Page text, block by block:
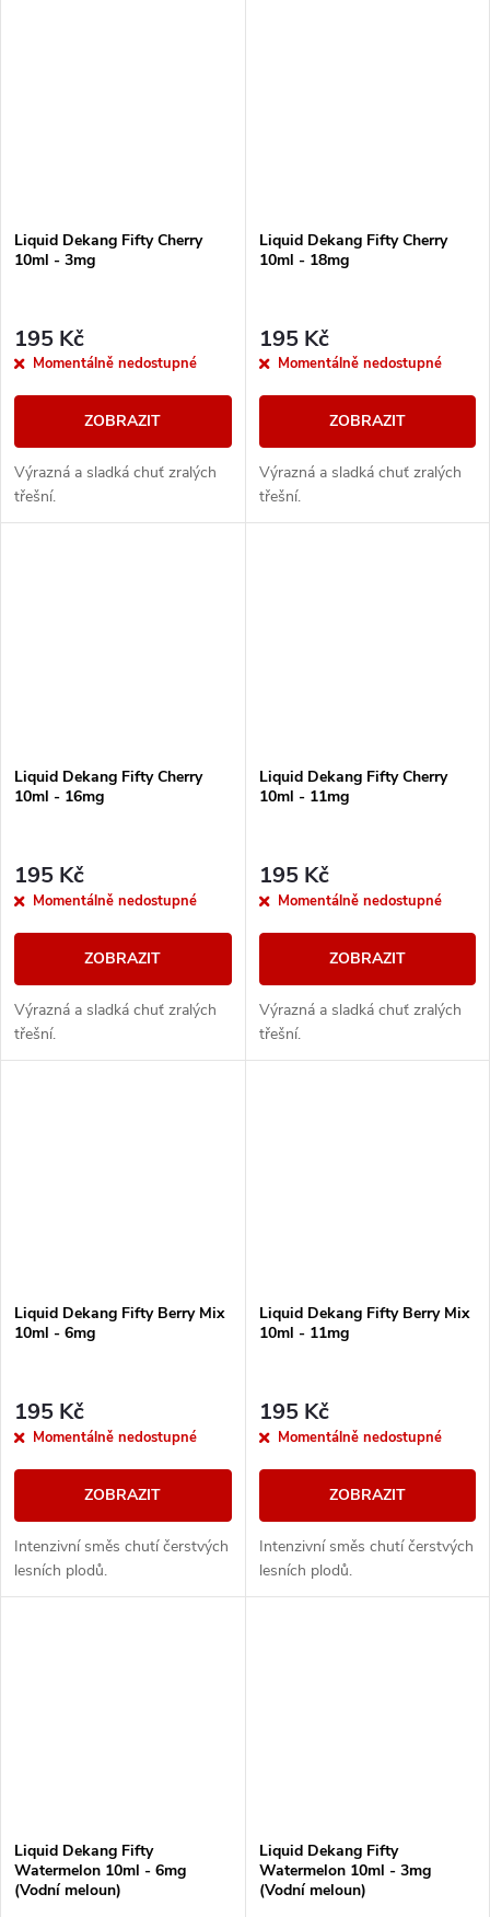
Liquid Dekang Fifty Cherry
10ml - 3mg
195 Kč
Momentálně nedostupné
ZOBRAZIT
Výrazná a sladká chuť zralých
třešní.
Liquid Dekang Fifty Cherry
10ml - 18mg
195 Kč
Momentálně nedostupné
ZOBRAZIT
Výrazná a sladká chuť zralých
třešní.
Liquid Dekang Fifty Cherry
10ml - 16mg
195 Kč
Momentálně nedostupné
ZOBRAZIT
Výrazná a sladká chuť zralých
třešní.
Liquid Dekang Fifty Cherry
10ml - 11mg
195 Kč
Momentálně nedostupné
ZOBRAZIT
Výrazná a sladká chuť zralých
třešní.
Liquid Dekang Fifty Berry Mix
10ml - 6mg
195 Kč
Momentálně nedostupné
ZOBRAZIT
Intenzivní směs chutí čerstvých
lesních plodů.
Liquid Dekang Fifty Berry Mix
10ml - 11mg
195 Kč
Momentálně nedostupné
ZOBRAZIT
Intenzivní směs chutí čerstvých
lesních plodů.
Liquid Dekang Fifty
Watermelon 10ml - 6mg
(Vodní meloun)
Liquid Dekang Fifty
Watermelon 10ml - 3mg
(Vodní meloun)